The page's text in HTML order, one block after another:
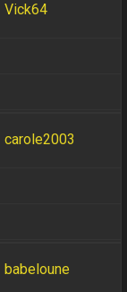
Vick64
carole2003
babeloune